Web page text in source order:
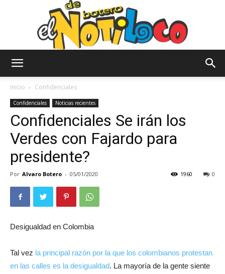
Notiloco
Inicio Confidenciales
Confidenciales Noticias recientes
Confidenciales Se irán los
Verdes con Fajardo para
presidente?
Por Alvaro Botero - 05/01/2020 0
1960
Desigualdad en Colombia
Tal vez la principal razón por la que los colombianos protestan
en las calles es la desigualdad. La mayoría de la gente siente